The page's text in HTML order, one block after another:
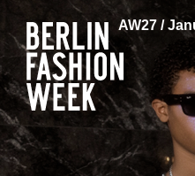
AW27 /